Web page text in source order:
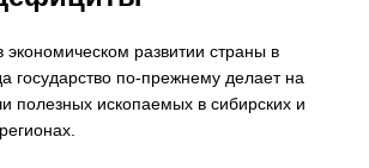
экономическом развитии страны в
государство по-прежнему делает на
полезных ископаемых в сибирских и